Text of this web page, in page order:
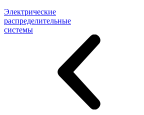
Электрические
распределительные
системы